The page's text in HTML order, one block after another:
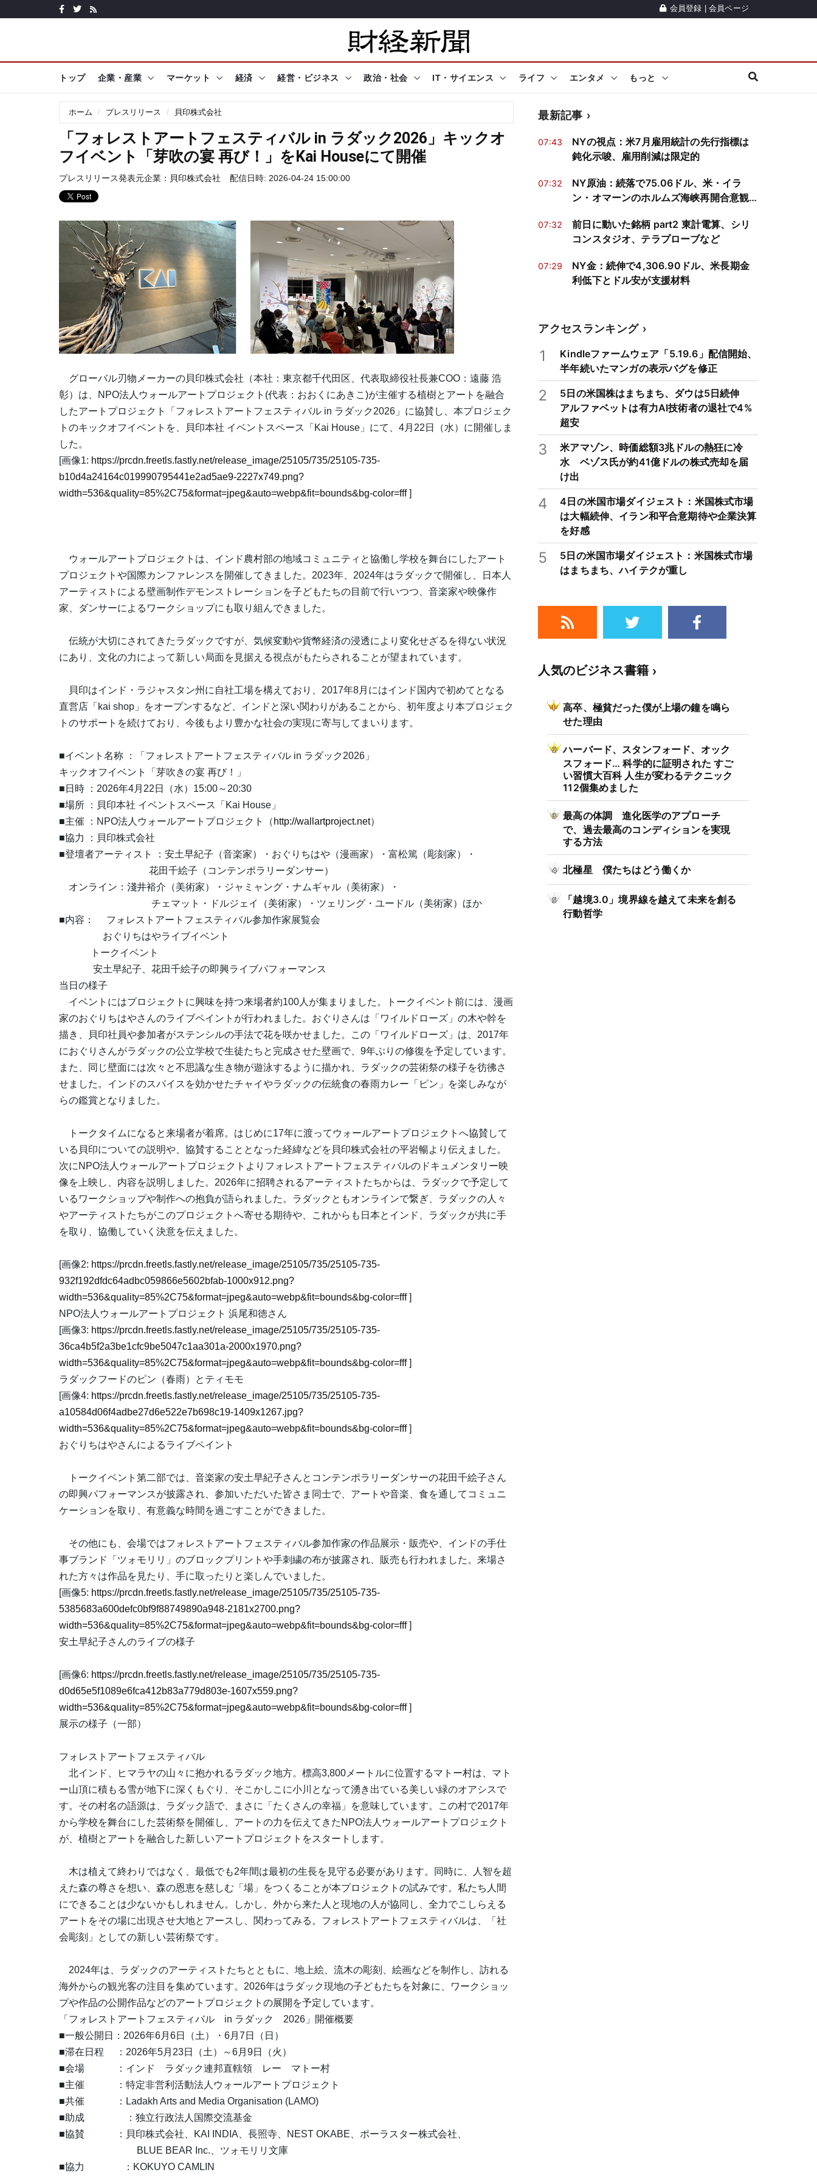
会員登録 会員ページ
トップ 企業・産業 マーケット 経済 経営・ビジネス 政治・社会 IT・サイエンス ライフ エンタメ もっと
ホーム プレスリリース 貝印株式会社
「フォレストアートフェスティバル in ラダック2026」キックオ
フイベント「芽吹の宴 再び！」をKai Houseにて開催
プレスリリース発表元企業： 貝印株式会社 配信日時: 2026-04-24 15:00:00
グローバル刃物メーカーの貝印株式会社（本社：東京都千代田区、代表取締役社長兼COO：遠藤 浩
彰）は、NPO法人ウォールアートプロジェクト(代表：おおくにあきこ)が主催する植樹とアートを融合
したアートプロジェクト「フォレストアートフェスティバル in ラダック2026」に協賛し、本プロジェク
トのキックオフイベントを、貝印本社 イベントスペース「Kai House」にて、4月22日（水）に開催しま
した。
[画像1: https://prcdn.freetls.fastly.net/release_image/25105/735/25105-735-
b10d4a24164c019990795441e2ad5ae9-2227x749.png?
width=536&quality=85%2C75&format=jpeg&auto=webp&fit=bounds&bg-color=fff]
ウォールアートプロジェクトは、インド農村部の地域コミュニティと協働し学校を舞台にしたアート
プロジェクトや国際カンファレンスを開催してきました。2023年、2024年はラダックで開催し、日本人
アーティストによる壁画制作デモンストレーションを子どもたちの目前で行いつつ、音楽家や映像作
家、ダンサーによるワークショップにも取り組んできました。
伝統が大切にされてきたラダックですが、気候変動や貨幣経済の浸透により変化せざるを得ない状況
にあり、文化の力によって新しい局面を見据える視点がもたらされることが望まれています。
貝印はインド・ラジャスタン州に自社工場を構えており、2017年8月にはインド国内で初めてとなる
直営店「kai shop」をオープンするなど、インドと深い関わりがあることから、初年度より本プロジェク
トのサポートを続けており、今後もより豊かな社会の実現に寄与してまいります。
■イベント名称 ：「フォレストアートフェスティバル in ラダック2026」
キックオフイベント「芽吹きの宴 再び！」
■日時 ：2026年4月22日（水）15:00～20:30
■場所 ：貝印本社 イベントスペース「Kai House」
■主催 ：NPO法人ウォールアートプロジェクト（ http://wallartproject.net）
■協力 ：貝印株式会社
■登壇者アーティスト ：安土早紀子（音楽家）・おぐりちはや（漫画家）・富松篤（彫刻家）・
花田千絵子（コンテンポラリーダンサー）
オンライン：淺井裕介（美術家）・ジャミャング・ナムギャル（美術家）・
チェマット・ドルジェイ（美術家）・ツェリング・ユードル（美術家）ほか
■内容： フォレストアートフェスティバル参加作家展覧会
おぐりちはやライブイベント
トークイベント
安土早紀子、花田千絵子の即興ライブパフォーマンス
当日の様子
イベントにはプロジェクトに興味を持つ来場者約100人が集まりました。トークイベント前には、漫画
家のおぐりちはやさんのライブペイントが行われました。おぐりさんは「ワイルドローズ」の木や幹を
描き、貝印社員や参加者がステンシルの手法で花を咲かせました。この「ワイルドローズ」は、2017年
におぐりさんがラダックの公立学校で生徒たちと完成させた壁画で、9年ぶりの修復を予定しています。
また、同じ壁面には次々と不思議な生き物が遊泳するように描かれ、ラダックの芸術祭の様子を彷彿さ
せました。インドのスパイスを効かせたチャイやラダックの伝統食の春雨カレー「ピン」を楽しみなが
らの鑑賞となりました。
トークタイムになると来場者が着席。はじめに17年に渡ってウォールアートプロジェクトへ協賛して
いる貝印についての説明や、協賛することとなった経緯などを貝印株式会社の平岩暢より伝えました。
次にNPO法人ウォールアートプロジェクトよりフォレストアートフェスティバルのドキュメンタリー映
像を上映し、内容を説明しました。2026年に招聘されるアーティストたちからは、ラダックで予定して
いるワークショップや制作への抱負が語られました。ラダックともオンラインで繋ぎ、ラダックの人々
やアーティストたちがこのプロジェクトへ寄せる期待や、これからも日本とインド、ラダックが共に手
を取り、協働していく決意を伝えました。
[画像2: https://prcdn.freetls.fastly.net/release_image/25105/735/25105-735-
932f192dfdc64adbc059866e5602bfab-1000x912.png?
width=536&quality=85%2C75&format=jpeg&auto=webp&fit=bounds&bg-color=fff]
NPO法人ウォールアートプロジェクト 浜尾和徳さん
[画像3: https://prcdn.freetls.fastly.net/release_image/25105/735/25105-735-
36ca4b5f2a3be1cfc9be5047c1aa301a-2000x1970.png?
width=536&quality=85%2C75&format=jpeg&auto=webp&fit=bounds&bg-color=fff]
ラダックフードのピン（春雨）とティモモ
[画像4: https://prcdn.freetls.fastly.net/release_image/25105/735/25105-735-
a10584d06f4adbe27d6e522e7b698c19-1409x1267.jpg?
width=536&quality=85%2C75&format=jpeg&auto=webp&fit=bounds&bg-color=fff]
おぐりちはやさんによるライブペイント
トークイベント第二部では、音楽家の安土早紀子さんとコンテンポラリーダンサーの花田千絵子さん
の即興パフォーマンスが披露され、参加いただいた皆さま同士で、アートや音楽、食を通してコミュニ
ケーションを取り、有意義な時間を過ごすことができました。
その他にも、会場ではフォレストアートフェスティバル参加作家の作品展示・販売や、インドの手仕
事ブランド「ツォモリリ」のブロックプリントや手刺繍の布が披露され、販売も行われました。来場さ
れた方々は作品を見たり、手に取ったりと楽しんでいました。
[画像5: https://prcdn.freetls.fastly.net/release_image/25105/735/25105-735-
5385683a600defc0bf9f88749890a948-2181x2700.png?
width=536&quality=85%2C75&format=jpeg&auto=webp&fit=bounds&bg-color=fff]
安土早紀子さんのライブの様子
[画像6: https://prcdn.freetls.fastly.net/release_image/25105/735/25105-735-
d0d65e5f1089e6fca412b83a779d803e-1607x559.png?
width=536&quality=85%2C75&format=jpeg&auto=webp&fit=bounds&bg-color=fff]
展示の様子（一部）
フォレストアートフェスティバル
北インド、ヒマラヤの山々に抱かれるラダック地方。標高3,800メートルに位置するマトー村は、マト
ー山頂に積もる雪が地下に深くもぐり、そこかしこに小川となって湧き出ている美しい緑のオアシスで
す。その村名の語源は、ラダック語で、まさに「たくさんの幸福」を意味しています。この村で2017年
から学校を舞台にした芸術祭を開催し、アートの力を伝えてきたNPO法人ウォールアートプロジェクト
が、植樹とアートを融合した新しいアートプロジェクトをスタートします。
木は植えて終わりではなく、最低でも2年間は最初の生長を見守る必要があります。同時に、人智を超
えた森の尊さを想い、森の恩恵を慈しむ「場」をつくることが本プロジェクトの試みです。私たち人間
にできることは少ないかもしれません。しかし、外から来た人と現地の人が協同し、全力でこしらえる
アートをその場に出現させ大地とアースし、関わってみる。フォレストアートフェスティバルは、「社
会彫刻」としての新しい芸術祭です。
2024年は、ラダックのアーティストたちとともに、地上絵、流木の彫刻、絵画などを制作し、訪れる
海外からの観光客の注目を集めています。2026年はラダック現地の子どもたちを対象に、ワークショッ
プや作品の公開作品などのアートプロジェクトの展開を予定しています。
「フォレストアートフェスティバル in ラダック 2026」開催概要
■一般公開日：2026年6月6日（土）・6月7日（日）
■滞在日程 ：2026年5月23日（土）～6月9日（火）
■会場 ：インド ラダック連邦直轄領 レー マトー村
■主催 ：特定非営利活動法人ウォールアートプロジェクト
■共催 ：Ladakh Arts and Media Organisation (LAMO)
■助成 ：独立行政法人国際交流基金
■協賛 ：⾙印株式会社、KAI INDIA、長照寺、NEST OKABE、ポーラスター株式会社、
BLUE BEAR Inc.、ツォモリリ文庫
■協力 ：KOKUYO CAMLIN
最新記事
07:43
NYの視点：米7月雇用統計の先行指標は
鈍化示唆、雇用削減は限定的
07:32
NY原油：続落で75.06ドル、米・イラ
ン・オマーンのホルムズ海峡再開合意観
07:32
前日に動いた銘柄 part2 東計電算、シリ
コンスタジオ、テラプローブなど
07:29
NY金：続伸で4,306.90ドル、米長期金
利低下とドル安が支援材料
アクセスランキング
1
Kindleファームウェア「5.19.6」配信開始、
半年続いたマンガの表示バグを修正
2
5日の米国株はまちまち、ダウは5日続伸
アルファベットは有力AI技術者の退社で4%
超安
3
米アマゾン、時価総額3兆ドルの熱狂に冷
水 ベゾス氏が約41億ドルの株式売却を届
け出
4
4日の米国市場ダイジェスト：米国株式市場
は大幅続伸、イラン和平合意期待や企業決算
を好感
5
5日の米国市場ダイジェスト：米国株式市場
はまちまち、ハイテクが重し
人気のビジネス書籍
高卒、極貧だった僕が上場の鐘を鳴ら
せた理由
ハーバード、スタンフォード、オック
スフォード… 科学的に証明された すご
い習慣大百科 人生が変わるテクニック
112個集めました
最高の体調 進化医学のアプローチ
で、過去最高のコンディションを実現
する方法
北極星 僕たちはどう働くか
「越境3.0」境界線を越えて未来を創る
行動哲学